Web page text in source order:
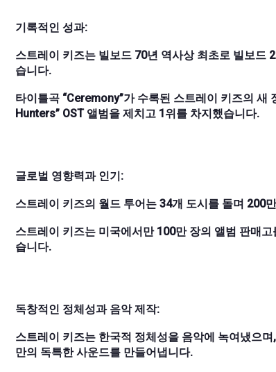
기록적인 성과:
스트레이 키즈는 빌보드 70년 역사상 최초로 빌보드
습니다.
타이틀곡 “Ceremony”가 수록된 스트레이 키즈의
Hunters” OST 앨범을 제치고 1위를 차지했습니다.
글로벌 영향력과 인기:
스트레이 키즈의 월드 투어는 34개 도시를 돌며 200
스트레이 키즈는 미국에서만 100만 장의 앨범 판매
습니다.
독창적인 정체성과 음악 제작:
스트레이 키즈는 한국적 정체성을 음악에 녹여냈으
만의 독특한 사운드를 만들어냅니다.